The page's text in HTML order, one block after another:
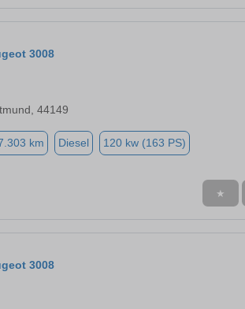
3008
44149
km Diesel 120 kw (163 PS)
★
3008